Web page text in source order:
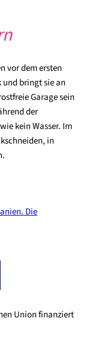
vor dem ersten
bringt sie an
Garage sein
der
kein Wasser. Im
in
Die
Union finanziert